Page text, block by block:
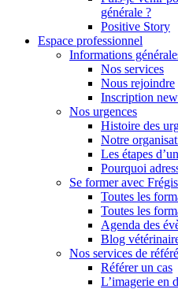
générale ?
Positive Story
Espace professionnel
Informations
Nos services
Nous rejoindre
Inscription
Nos urgences
Histoire des
Notre
Les étapes
Pourquoi
Se former avec Frégis
Toutes les
Toutes les
Agenda des
Blog
Nos services de référé
Référer un cas
L’imagerie en